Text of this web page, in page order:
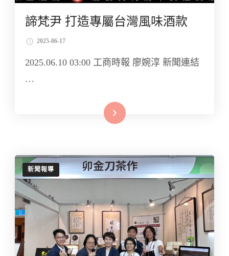
諦梵尹 打造專屬台灣風味酒款
2025-06-17
2025.06.10 03:00 工商時報 廖婉淳 新聞連結
…
Read More
新聞報導